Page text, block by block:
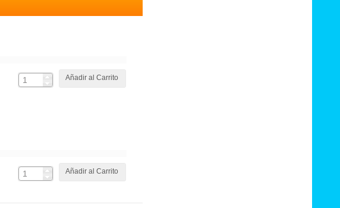
Añadir al Carrito
Añadir al Carrito